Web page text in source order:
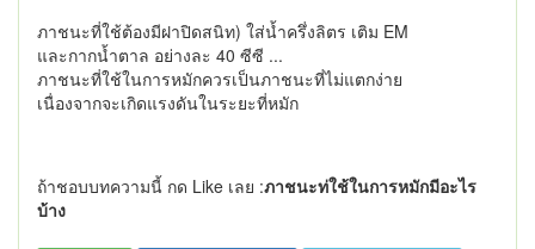
ภาชนะที่ใช้ต้องมีฝาปิดสนิท) ใส่น้ำครึ่งลิตร เติม EM
และกากน้ำตาล อย่างละ 40 ซีซี ...
ภาชนะที่ใช้ในการหมักควรเป็นภาชนะที่ไม่แตกง่าย
เนื่องจากจะเกิดแรงดันในระยะที่หมัก
ถ้าชอบบทความนี้ กด Like เลย :ภาชนะท่ใช้ในการหมักมีอะไร
บ้าง